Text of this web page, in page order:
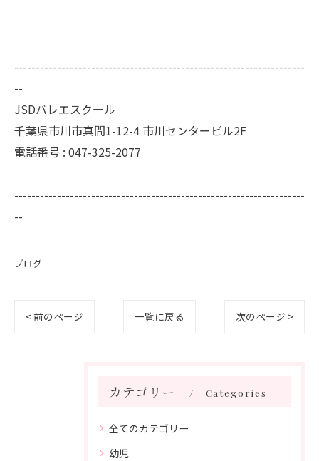
--------------------------------------------------------------------
--
JSDバレエスクール
千葉県市川市真間1-12-4 市川センタービル2F
電話番号 : 047-325-2077
--------------------------------------------------------------------
--
ブログ
< 前のページ 一覧に戻る 次のページ >
カテゴリー Categories
全てのカテゴリー
幼児